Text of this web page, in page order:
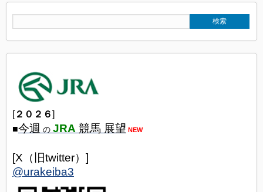
[２０２６]
■今週 の JRA 競馬 展望 NEW
[X（旧twitter）]
@urakeiba3